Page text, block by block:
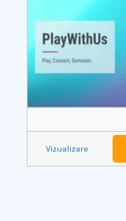
Vizualizare